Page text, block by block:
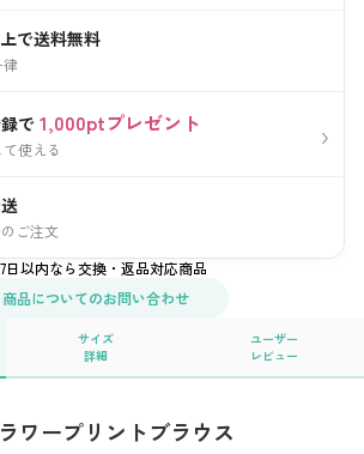
で送料無料
律
で 1,000ptプレゼント
使える ›
ご注文
日以内なら交換・返品対応商品
商品についてのお問い合わせ
サイズ
詳細
ユーザー
レビュー
ワープリントブラウス